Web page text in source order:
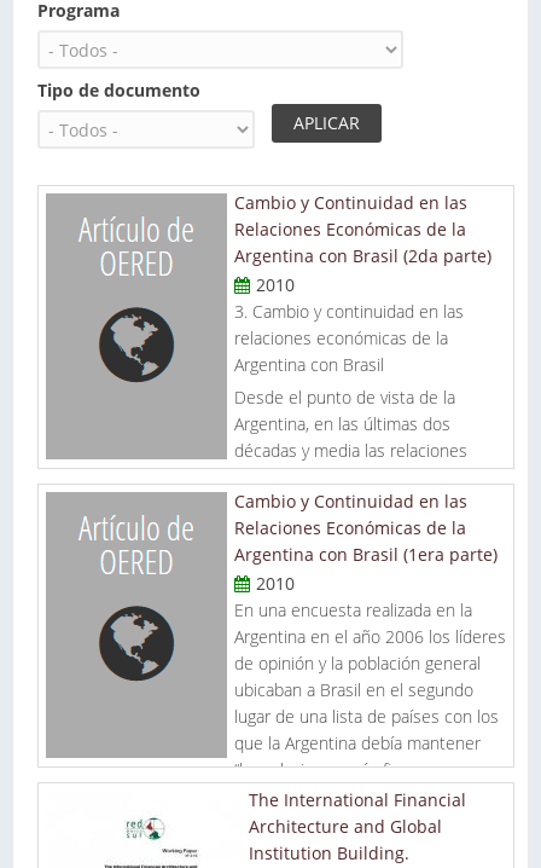
Programa
Tipo de documento
Cambio y Continuidad en las
Relaciones Económicas de la
Argentina con Brasil (2da parte)
2010
3. Cambio y continuidad en las
relaciones económicas de la
Argentina con Brasil
Desde el punto de vista de la
Argentina, en las últimas dos
décadas y media las relaciones
económicas bilaterales pueden
ordenarse en torno a tres períodos que muestran distintas
combinaciones de los condicionantes políticos y económicos
identificados en la sección anterior. Estos tres períodos
muestran elementos de continuidad y cambio en las
percepciones dominantes y pueden resumirse del siguiente
modo: a) el período de aproximación bilateral y
democratización de la segunda mitad de los ochenta , b) el
período de apertura y expansión sostenida del comercio
hasta fines de los noventa, y c) el período de crisis,
recuperación y “reindustrialización” argentina. En lo que sigue
se analiza brevemente las características de cada uno y la
combinación de condicionantes que dio forma a las
percepciones dominantes y a su evolución.
Cambio y Continuidad en las
Relaciones Económicas de la
Argentina con Brasil (1era parte)
2010
En una encuesta realizada en la
Argentina en el año 2006 los líderes
de opinión y la población general
ubicaban a Brasil en el segundo
lugar de una lista de países con los
que la Argentina debía mantener
“las relaciones más firmes y
estrechas” (CARI, 2006). En la misma encuesta casi dos
tercios de los líderes de opinión y un tercio de la población
general consideraban que Brasil aumentaría su
The International Financial
Architecture and Global
Institution Building.
Páginas